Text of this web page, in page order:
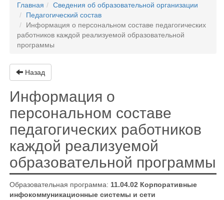
Главная
Сведения об образовательной организации
Педагогический состав
Информация о персональном составе педагогических
работников каждой реализуемой образовательной
программы
Назад
Информация о
персональном составе
педагогических работников
каждой реализуемой
образовательной программы
Образовательная программа: 11.04.02 Корпоративные
инфокоммуникационные системы и сети